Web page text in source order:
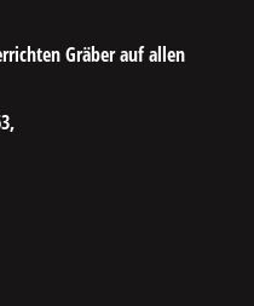
Gräber auf allen